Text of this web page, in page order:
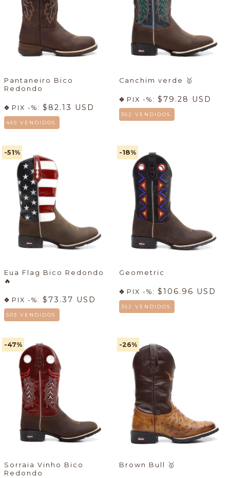
Pantaneiro Bico
Redondo
PIX -%: $82.13 USD
469 VENDIDOS.
Canchim verde 🥇
PIX -%: $79.28 USD
362 VENDIDOS.
-51%
Eua Flag Bico Redondo
🔥
PIX -%: $73.37 USD
503 VENDIDOS.
-18%
Geometric
PIX -%: $106.96 USD
352 VENDIDOS.
-47%
Sorraia Vinho Bico
Redondo
-26%
Brown Bull 🥇